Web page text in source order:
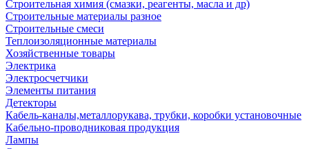
Строительная химия (смазки, реагенты, масла и др)
Строительные материалы разное
Строительные смеси
Теплоизоляционные материалы
Хозяйственные товары
Электрика
Электросчетчики
Элементы питания
Детекторы
Кабель-каналы,металлорукава, трубки, коробки установочные
Кабельно-проводниковая продукция
Лампы